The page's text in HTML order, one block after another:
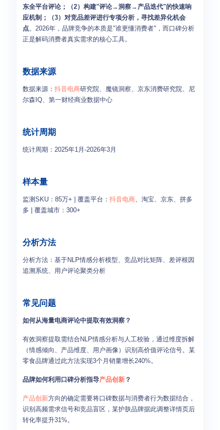
东全平台评论；（2）构建"评论→洞察→产品迭代"的快速响
应机制；（3）对竞品差评进行专项分析，寻找差异化机会
点。2026年，品牌竞争的本质是"谁更懂消费者"，而口碑分析
正是解码消费者真实需求的核心工具。
数据来源
数据来源： 抖音电商研究院、魔镜洞察、京东消费研究院、尼
尔森IQ、第一财经商业数据中心
统计周期
统计周期：2025年1月-2026年3月
样本量
监测SKU：85万+ | 覆盖平台： 抖音电商、淘宝、京东、拼多
多 | 覆盖城市：300+
分析方法
分析方法：基于NLP情感分析模型、竞品对比矩阵、差评根因
追溯系统、用户评论聚类分析
常见问题
如何从海量电商评论中提取有效洞察？
有效洞察提取需结合NLP情感分析与人工校验，通过维度拆解
（情感倾向、产品维度、用户画像）识别高价值评论信号。某
零食品牌通过此方法实现3个月销量增长240%。
品牌如何利用口碑分析指导产品创新 ？
产品创新方向的确定需要将口碑数据与消费者行为数据结合，
识别高频需求信号和竞品盲区，某护肤品牌据此调整详情页后
转化率提升31%。